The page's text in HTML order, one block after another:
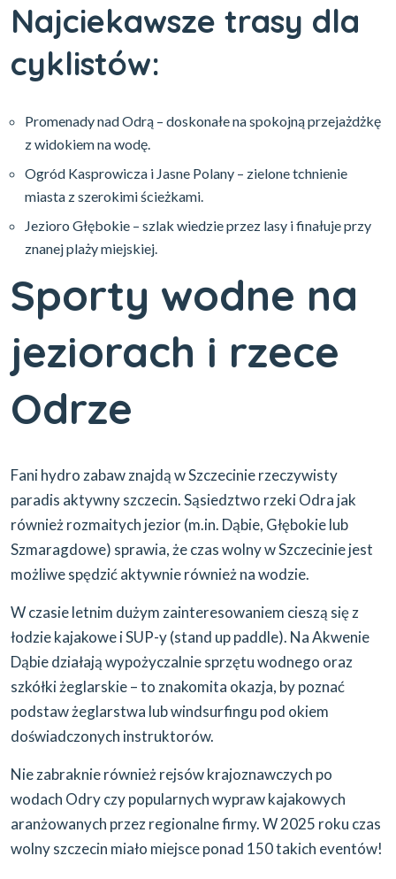
Najciekawsze trasy dla
cyklistów:
Promenady nad Odrą – doskonałe na spokojną przejażdżkę
z widokiem na wodę.
Ogród Kasprowicza i Jasne Polany – zielone tchnienie
miasta z szerokimi ścieżkami.
Jezioro Głębokie – szlak wiedzie przez lasy i finałuje przy
znanej plaży miejskiej.
Sporty wodne na
jeziorach i rzece
Odrze
Fani hydro zabaw znajdą w Szczecinie rzeczywisty
paradis aktywny szczecin. Sąsiedztwo rzeki Odra jak
również rozmaitych jezior (m.in. Dąbie, Głębokie lub
Szmaragdowe) sprawia, że czas wolny w Szczecinie jest
możliwe spędzić aktywnie również na wodzie.
W czasie letnim dużym zainteresowaniem cieszą się z
łodzie kajakowe i SUP-y (stand up paddle). Na Akwenie
Dąbie działają wypożyczalnie sprzętu wodnego oraz
szkółki żeglarskie – to znakomita okazja, by poznać
podstaw żeglarstwa lub windsurfingu pod okiem
doświadczonych instruktorów.
Nie zabraknie również rejsów krajoznawczych po
wodach Odry czy popularnych wypraw kajakowych
aranżowanych przez regionalne firmy. W 2025 roku czas
wolny szczecin miało miejsce ponad 150 takich eventów!